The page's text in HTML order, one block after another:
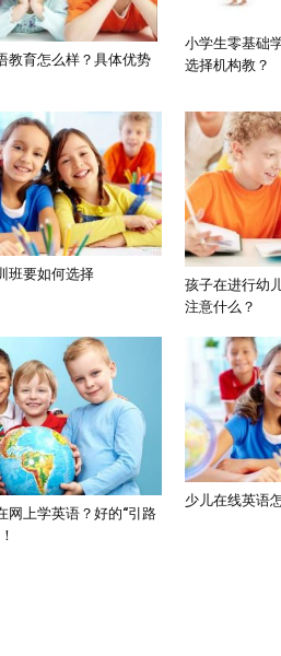
教育怎么样？具体优势
小学生零基础
选择机构教？
班要如何选择
孩子在进行幼
注意什么？
网上学英语？好的“引路
少儿在线英语